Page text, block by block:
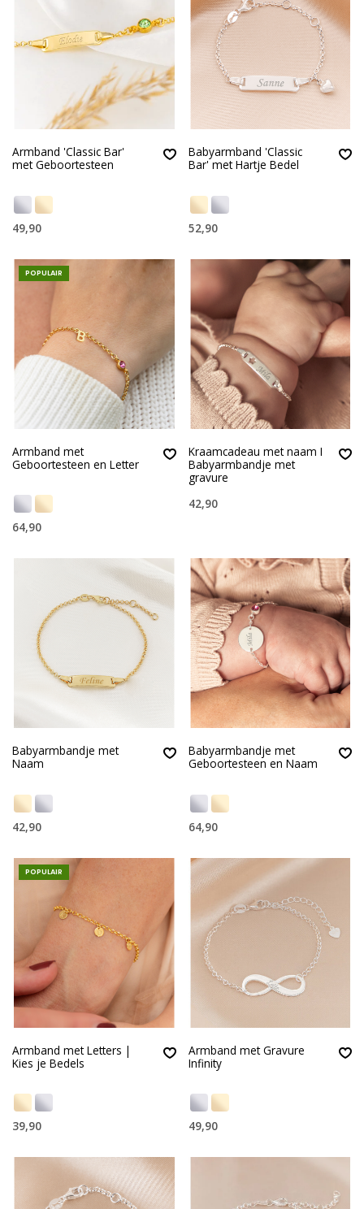
Armband 'Classic Bar'
met Geboortesteen
49,90
Babyarmband 'Classic
Bar' met Hartje Bedel
52,90
POPULAIR
Armband met
Geboortesteen en Letter
64,90
Kraamcadeau met naam I
Babyarmbandje met
gravure
42,90
Babyarmbandje met
Naam
42,90
Babyarmbandje met
Geboortesteen en Naam
64,90
POPULAIR
Armband met Letters |
Kies je Bedels
39,90
Armband met Gravure
Infinity
49,90